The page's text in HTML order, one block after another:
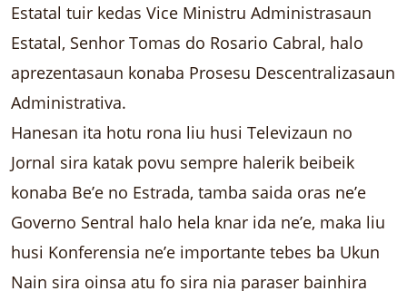
Estatal tuir kedas Vice Ministru Administrasaun
Estatal, Senhor Tomas do Rosario Cabral, halo
aprezentasaun konaba Prosesu Descentralizasaun
Administrativa.
Hanesan ita hotu rona liu husi Televizaun no
Jornal sira katak povu sempre halerik beibeik
konaba Be’e no Estrada, tamba saida oras ne’e
Governo Sentral halo hela knar ida ne’e, maka liu
husi Konferensia ne’e importante tebes ba Ukun
Nain sira oinsa atu fo sira nia paraser bainhira